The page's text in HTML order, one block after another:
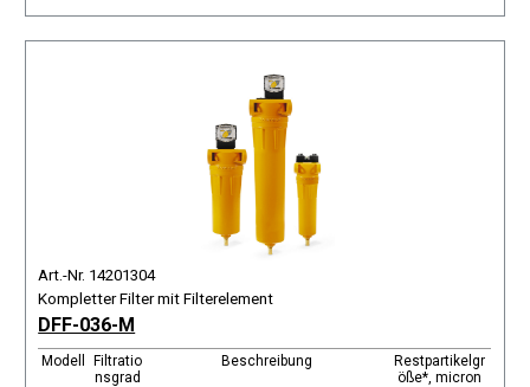
Art.-Nr. 14201304
Kompletter Filter mit Filterelement
DFF-036-M
Modell
Filtratio
nsgrad
Beschreibung
Restpartikelgr
öße*, micron